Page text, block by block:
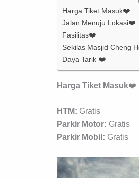
Harga Tiket Masuk❤️
Jalan Menuju Lokasi❤️
Fasilitas❤️
Sekilas Masjid Cheng
Daya Tarik ❤️
Harga Tiket Masuk❤️
HTM: Gratis
Parkir Motor: Gratis
Parkir Mobil: Gratis